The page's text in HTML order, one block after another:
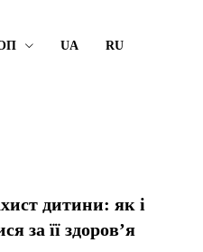
UA RU
дитини: як і
за її здоров’я